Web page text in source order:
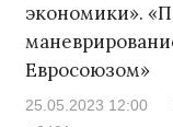
экономики».
Евросоюзом»
25.05.2023 12:00